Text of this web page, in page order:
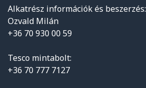
Alkatrész információk és beszerzés:
Ozvald Milán
+36 70 930 00 59
Tesco mintabolt:
+36 70 777 7127